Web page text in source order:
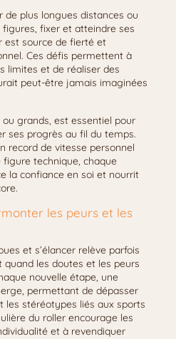
de plus longues distances ou
figures, fixer et atteindre ses
est source de fierté et
Ces défis permettent à
limites et de réaliser des
peut-être jamais imaginées
grands, est essentiel pour
ses progrès au fil du temps.
record de vitesse personnel
technique, chaque
la confiance en soi et nourrit
les peurs et les
et s’élancer relève parfois
les doutes et les peurs
nouvelle étape, une
permettant de dépasser
les stéréotypes liés aux sports
du roller encourage les
et à revendiquer